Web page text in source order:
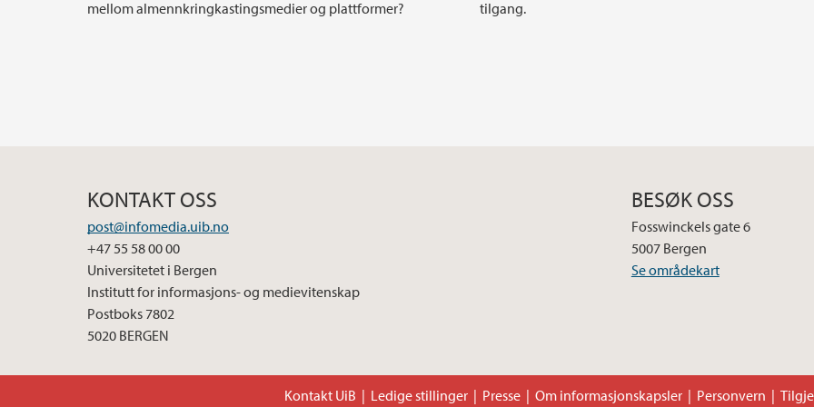
mellom almennkringkastingsmedier og plattformer?
tilgang.
KONTAKT OSS
post@infomedia.uib.no
+47 55 58 00 00
Universitetet i Bergen
Institutt for informasjons- og medievitenskap
Postboks 7802
5020 BERGEN
BESØK OSS
Fosswinckels gate 6
5007 Bergen
Se områdekart
Kontakt UiB Ledige stillinger Presse Om informasjonskapsler Personvern